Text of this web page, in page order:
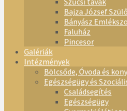
Bajza József
Bányász
Faluház
Pincesor
Galériák
Intézmények
Bölcsőde, Óvoda és
Egészségügy és
Családsegítés
Egészségügy